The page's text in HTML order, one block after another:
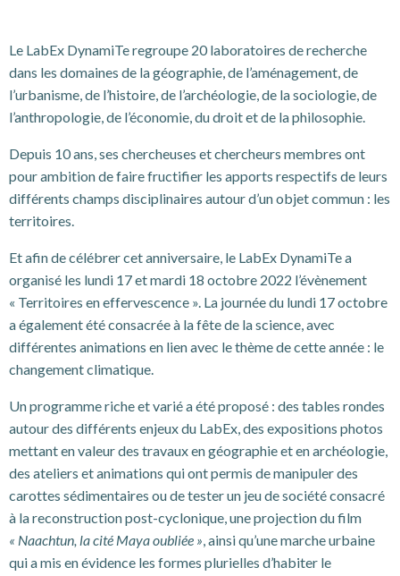
Le LabEx DynamiTe regroupe 20 laboratoires de recherche
dans les domaines de la géographie, de l’aménagement, de
l’urbanisme, de l’histoire, de l’archéologie, de la sociologie, de
l’anthropologie, de l’économie, du droit et de la philosophie.
Depuis 10 ans, ses chercheuses et chercheurs membres ont
pour ambition de faire fructifier les apports respectifs de leurs
différents champs disciplinaires autour d’un objet commun : les
territoires.
Et afin de célébrer cet anniversaire, le LabEx DynamiTe a
organisé les lundi 17 et mardi 18 octobre 2022 l’évènement
« Territoires en effervescence ». La journée du lundi 17 octobre
a également été consacrée à la fête de la science, avec
différentes animations en lien avec le thème de cette année : le
changement climatique.
Un programme riche et varié a été proposé : des tables rondes
autour des différents enjeux du LabEx, des expositions photos
mettant en valeur des travaux en géographie et en archéologie,
des ateliers et animations qui ont permis de manipuler des
carottes sédimentaires ou de tester un jeu de société consacré
à la reconstruction post-cyclonique, une projection du film
« Naachtun, la cité Maya oubliée » , ainsi qu’une marche urbaine
qui a mis en évidence les formes plurielles d’habiter le